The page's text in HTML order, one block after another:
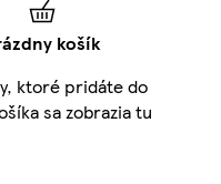
košík
ktoré pridáte do
sa zobrazia tu